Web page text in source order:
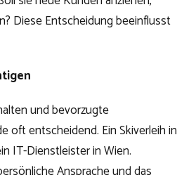
Diese Entscheidung beeinflusst
und bevorzugte
oft entscheidend. Ein Skiverleih in
IT-Dienstleister in Wien.